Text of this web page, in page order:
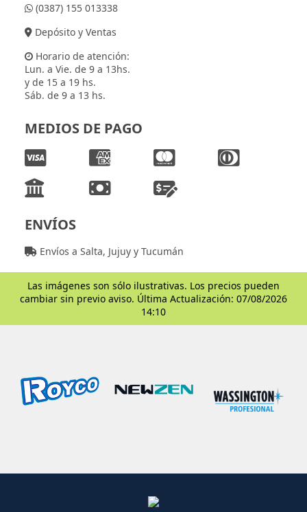
(0387) 155 013338
Depósito y Ventas
Horario de atención:
Lun. a Vie. de 9 a 13hs.
y de 15 a 19 hs.
Sáb. de 9 a 13 hs.
MEDIOS DE PAGO
ENVÍOS
Envíos a Salta, Jujuy y Tucumán
Las imágenes son sólo ilustrativas. Los precios pueden
cambiar sin previo aviso. Última Actualización: 07/08/2026
14:10